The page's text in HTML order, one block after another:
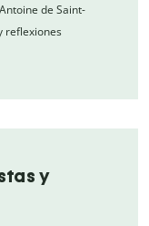
de Saint-
reflexiones
y